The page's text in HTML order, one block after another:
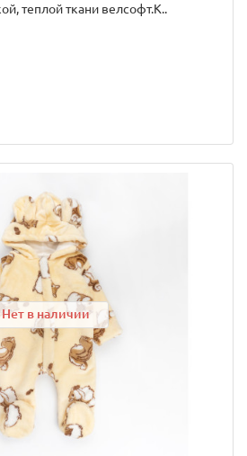
теплой ткани велсофт.К..
Нет в наличии